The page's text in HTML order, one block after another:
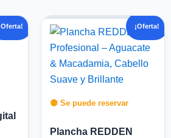
El
precio
$ 25.000.
¡Oferta!
🟡 Se puede reservar
Plancha REDDEN
El
precio
original
era:
$ 99.900.
El